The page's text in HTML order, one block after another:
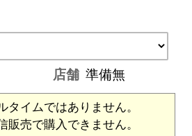
店舗 準備無
タイムではありません。
販売で購入できません。